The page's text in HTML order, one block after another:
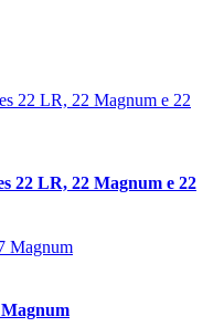
22 LR, 22 Magnum e 22